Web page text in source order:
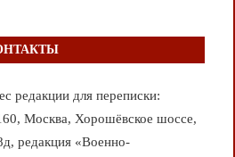
редакции для переписки:
Москва, Хорошёвское шоссе,
редакция «Военно-